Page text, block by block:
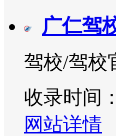
广仁驾
驾校/驾校
收录时间
网站详情